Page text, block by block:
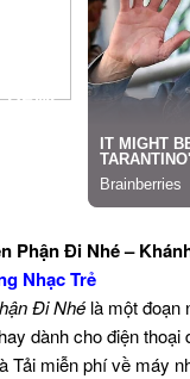
Phận Đi Nhé –
Nhạc Trẻ
Đi Nhé là một đoạn
dành cho điện thoại
Tải miễn phí về máy